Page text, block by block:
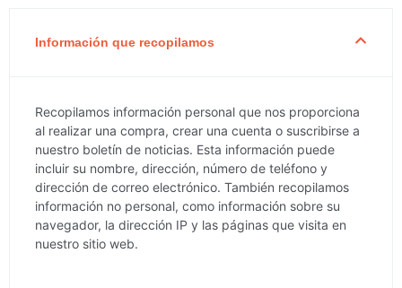
Información que recopilamos
Recopilamos información personal que nos proporciona
al realizar una compra, crear una cuenta o suscribirse a
nuestro boletín de noticias. Esta información puede
incluir su nombre, dirección, número de teléfono y
dirección de correo electrónico. También recopilamos
información no personal, como información sobre su
navegador, la dirección IP y las páginas que visita en
nuestro sitio web.